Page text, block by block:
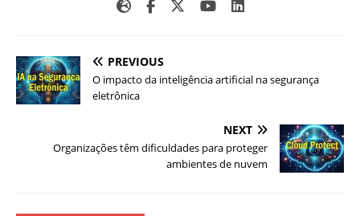
PREVIOUS
O impacto da inteligência artificial na segurança
eletrônica
NEXT
Organizações têm dificuldades para proteger
ambientes de nuvem